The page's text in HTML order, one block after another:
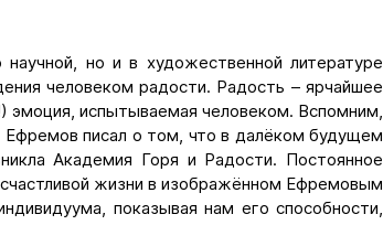
но и в художественной литературе
человеком радости. Радость – ярчайшее
эмоция, испытываемая человеком. Вспомним,
писал о том, что в далёком будущем
Академия Горя и Радости. Постоянное
жизни в изображённом Ефремовым
показывая нам его способности,